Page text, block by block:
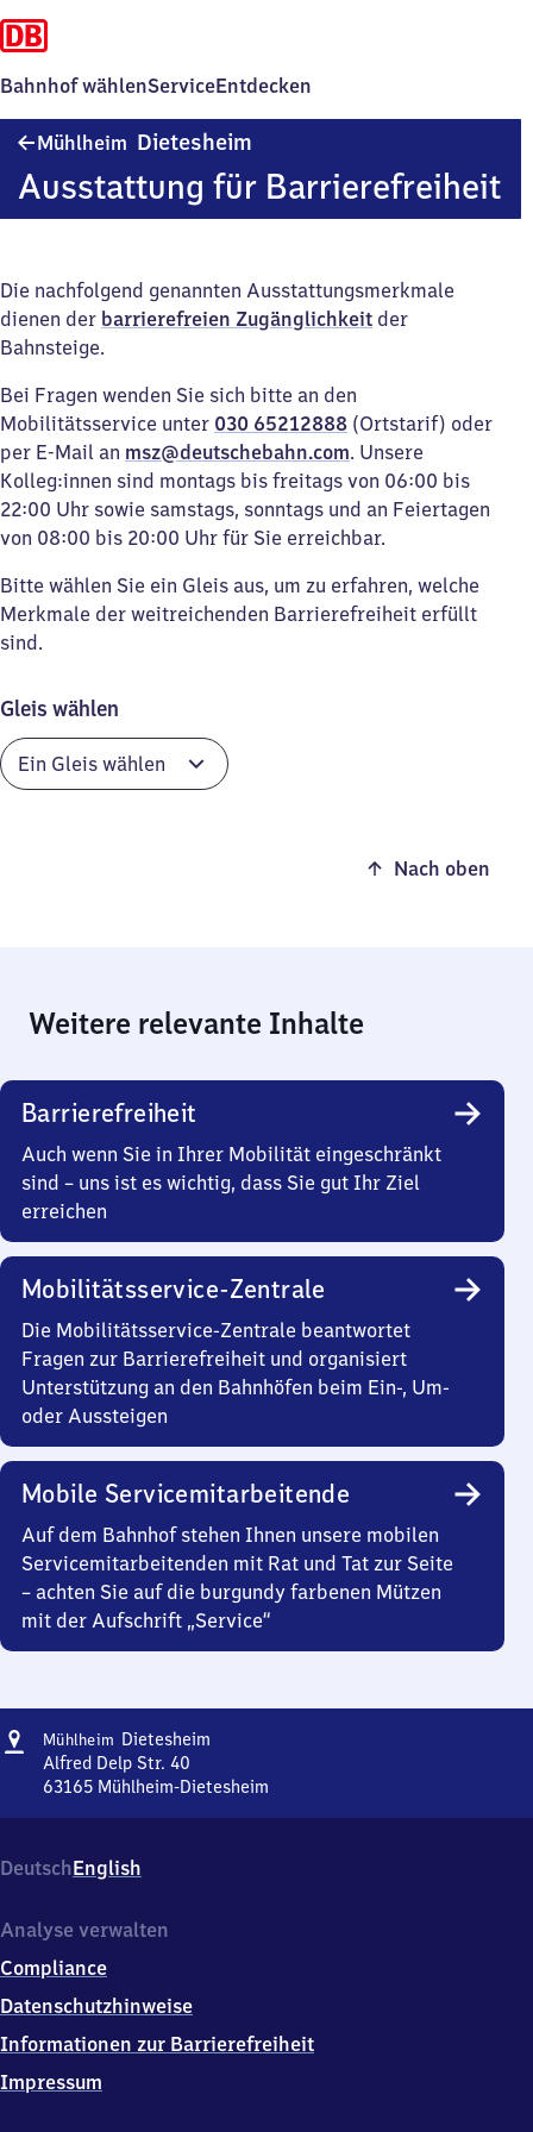
Bahnhof wählenServiceEntdecken
Mühlheim Dietesheim
Ausstattung für Barrierefreiheit
Die nachfolgend genannten Ausstattungsmerkmale
dienen der barrierefreien Zugänglichkeit der
Bahnsteige.
Bei Fragen wenden Sie sich bitte an den
Mobilitätsservice unter 030 65212888 (Ortstarif) oder
per E-Mail an msz@deutschebahn.com. Unsere
Kolleg:innen sind montags bis freitags von 06:00 bis
22:00 Uhr sowie samstags, sonntags und an Feiertagen
von 08:00 bis 20:00 Uhr für Sie erreichbar.
Bitte wählen Sie ein Gleis aus, um zu erfahren, welche
Merkmale der weitreichenden Barrierefreiheit erfüllt
sind.
Gleis wählen
Nach oben
Weitere relevante Inhalte
Barrierefreiheit
Auch wenn Sie in Ihrer Mobilität eingeschränkt
sind – uns ist es wichtig, dass Sie gut Ihr Ziel
erreichen
Mobilitätsservice-Zentrale
Die Mobilitätsservice-Zentrale beantwortet
Fragen zur Barrierefreiheit und organisiert
Unterstützung an den Bahnhöfen beim Ein-, Um-
oder Aussteigen
Mobile Servicemitarbeitende
Auf dem Bahnhof stehen Ihnen unsere mobilen
Servicemitarbeitenden mit Rat und Tat zur Seite
– achten Sie auf die burgundy farbenen Mützen
mit der Aufschrift „Service“
Adresse
Mühlheim Dietesheim
Alfred Delp Str. 40
63165 Mühlheim-Dietesheim
Alfred
Delp
40,
3
1
5
Mühlheim-
Dietesheim
DeutschEnglish
Analyse verwalten
Compliance
Datenschutzhinweise
Informationen zur Barrierefreiheit
Impressum